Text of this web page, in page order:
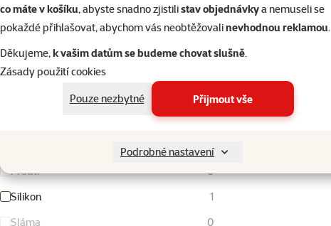
co máte v košíku, abyste snadno zjistilistav objednávkya nemuseli se
pokaždé přihlašovat, abychom vás neobtěžovalinevhodnou reklamou.
Děkujeme,k vašim datům se budeme chovat slušně.
Zásady použití cookies
Pouze nezbytné
Přijmout vše
Podrobné nastavení
Kokos
0
Kukuřičné klasy
0
0
1
Proutí
0
Silikon
1
Sláma
0